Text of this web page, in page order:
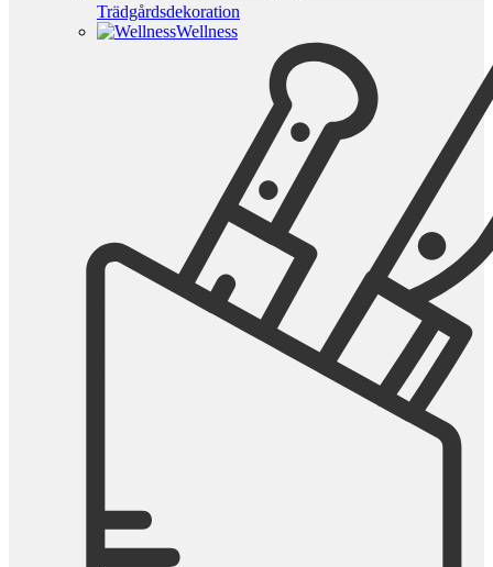
Trädgårdsdekoration
Wellness